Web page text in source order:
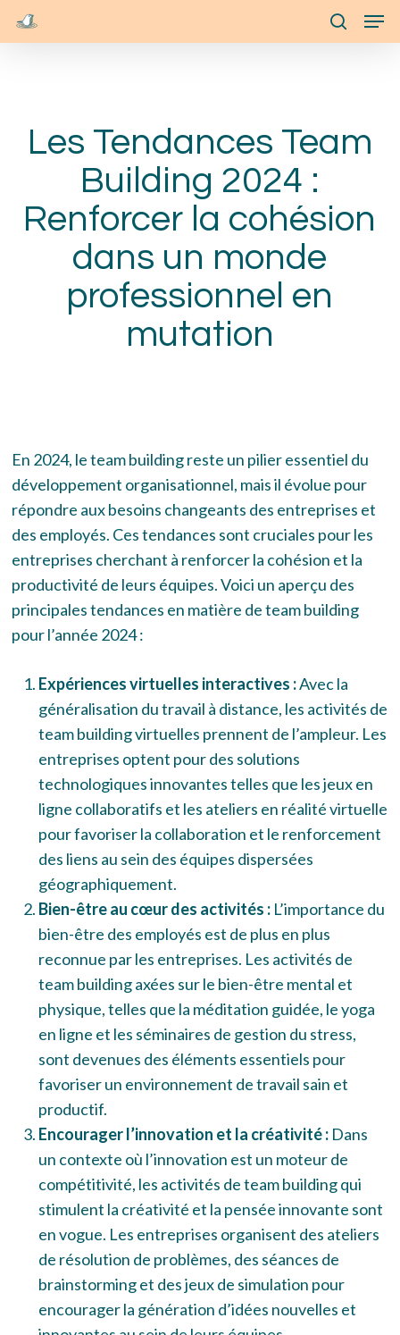
Skip
search
Les Tendances Team
Building 2024 :
Renforcer la cohésion
dans un monde
professionnel en
mutation
En 2024, le team building reste un pilier essentiel du
développement organisationnel, mais il évolue pour
répondre aux besoins changeants des entreprises et
des employés. Ces tendances sont cruciales pour les
entreprises cherchant à renforcer la cohésion et la
productivité de leurs équipes. Voici un aperçu des
principales tendances en matière de team building
pour l’année 2024 :
Expériences virtuelles interactives :Avec la
généralisation du travail à distance, les activités de
team building virtuelles prennent de l’ampleur. Les
entreprises optent pour des solutions
technologiques innovantes telles que les jeux en
ligne collaboratifs et les ateliers en réalité virtuelle
pour favoriser la collaboration et le renforcement
des liens au sein des équipes dispersées
géographiquement.
Bien-être au cœur des activités : L’importance du
bien-être des employés est de plus en plus
reconnue par les entreprises. Les activités de
team building axées sur le bien-être mental et
physique, telles que la méditation guidée, le yoga
en ligne et les séminaires de gestion du stress,
sont devenues des éléments essentiels pour
favoriser un environnement de travail sain et
productif.
Encourager l’innovation et la créativité : Dans
un contexte où l’innovation est un moteur de
compétitivité, les activités de team building qui
stimulent la créativité et la pensée innovante sont
en vogue. Les entreprises organisent des ateliers
de résolution de problèmes, des séances de
brainstorming et des jeux de simulation pour
encourager la génération d’idées nouvelles et
Menu